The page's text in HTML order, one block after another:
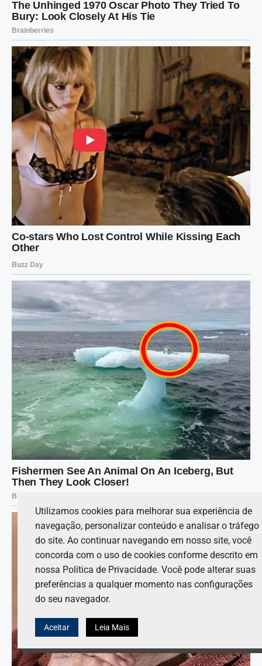
Utilizamos cookies para melhorar sua experiência de
navegação, personalizar conteúdo e analisar o tráfego
do site. Ao continuar navegando em nosso site, você
concorda com o uso de cookies conforme descrito em
nossa Política de Privacidade. Você pode alterar suas
preferências a qualquer momento nas configurações
do seu navegador.
Aceitar Leia Mais